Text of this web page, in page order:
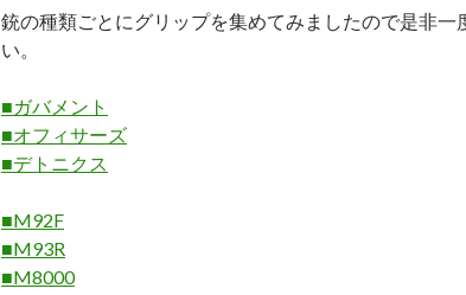
銃の種類ごとにグリップを集めてみましたので是非一
い。
■ガバメント
■オフィサーズ
■デトニクス
■M92F
■M93R
■M8000